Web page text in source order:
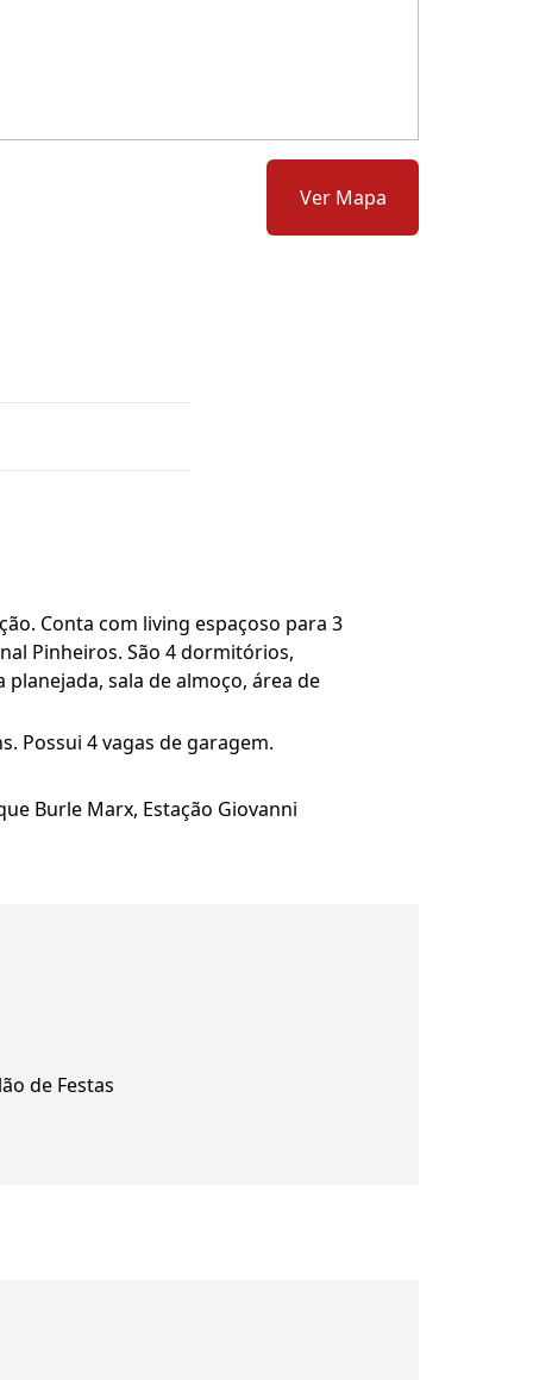
Ver Mapa
Conta com living espaçoso para 3
Pinheiros. São 4 dormitórios,
sala de almoço, área de
Possui 4 vagas de garagem.
Burle Marx, Estação Giovanni
de Festas